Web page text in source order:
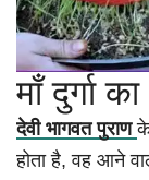
माँ दुर्गा
देवी भागवत पुराण
होता है, वह आने